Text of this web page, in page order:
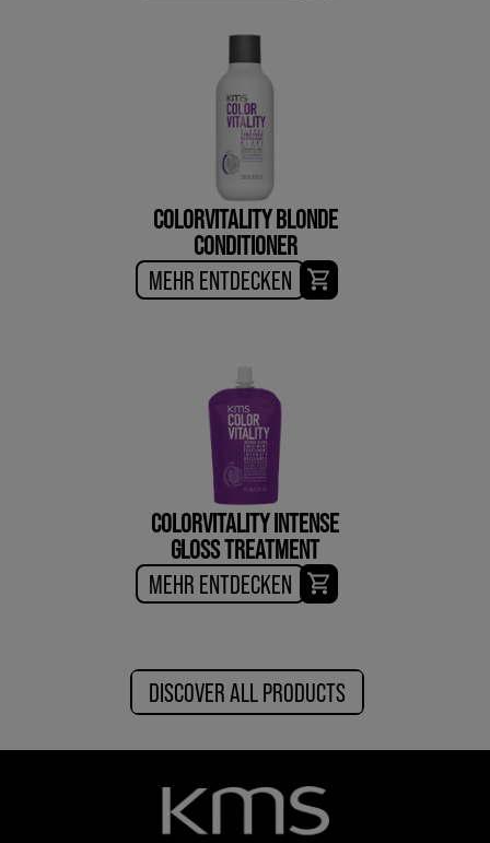
COLORVITALITY BLONDE
CONDITIONER
MEHR ENTDECKEN
COLORVITALITY INTENSE
GLOSS TREATMENT
MEHR ENTDECKEN
DISCOVER ALL PRODUCTS